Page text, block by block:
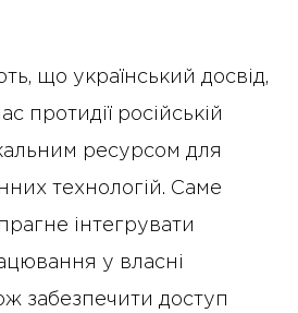
що український досвід,
протидії російській
ресурсом для
технологій. Саме
інтегрувати
у власні
забезпечити доступ